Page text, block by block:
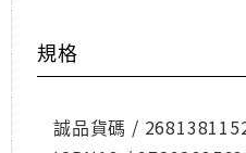
規格
誠品貨碼 /